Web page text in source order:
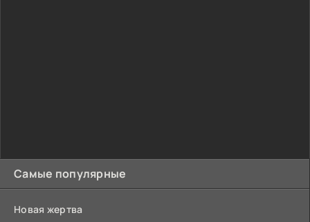
Самые популярные
Новая жертва